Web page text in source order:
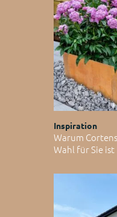
Inspiration
Warum
Wahl für Sie ist